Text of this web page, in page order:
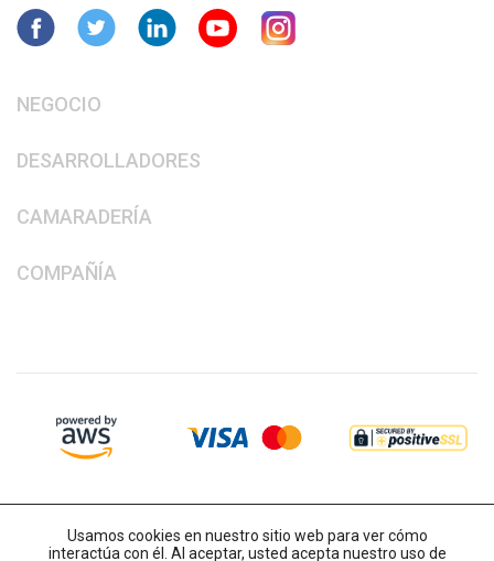
NEGOCIO
DESARROLLADORES
CAMARADERÍA
COMPAÑÍA
Usamos cookies en nuestro sitio web para ver cómo
interactúa con él. Al aceptar, usted acepta nuestro uso de